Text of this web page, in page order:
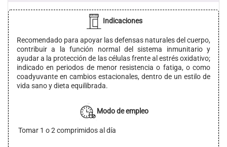
Indicaciones
Recomendado para apoyar las defensas naturales del cuerpo,
contribuir a la función normal del sistema inmunitario y
ayudar a la protección de las células frente al estrés oxidativo;
indicado en periodos de menor resistencia o fatiga, o como
coadyuvante en cambios estacionales, dentro de un estilo de
vida sano y dieta equilibrada.
Modo de empleo
Tomar 1 o 2 comprimidos al día